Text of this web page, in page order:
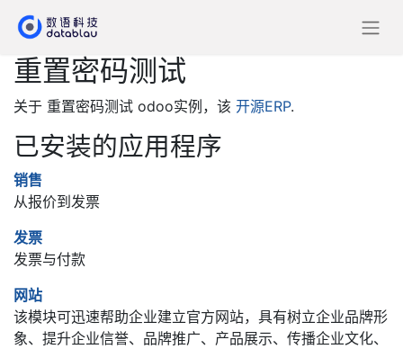
重置密码测试
关于 重置密码测试 odoo实例，该 开源ERP.
已安装的应用程序
销售
从报价到发票
发票
发票与付款
网站
该模块可迅速帮助企业建立官方网站，具有树立企业品牌形
象、提升企业信誉、品牌推广、产品展示、传播企业文化、